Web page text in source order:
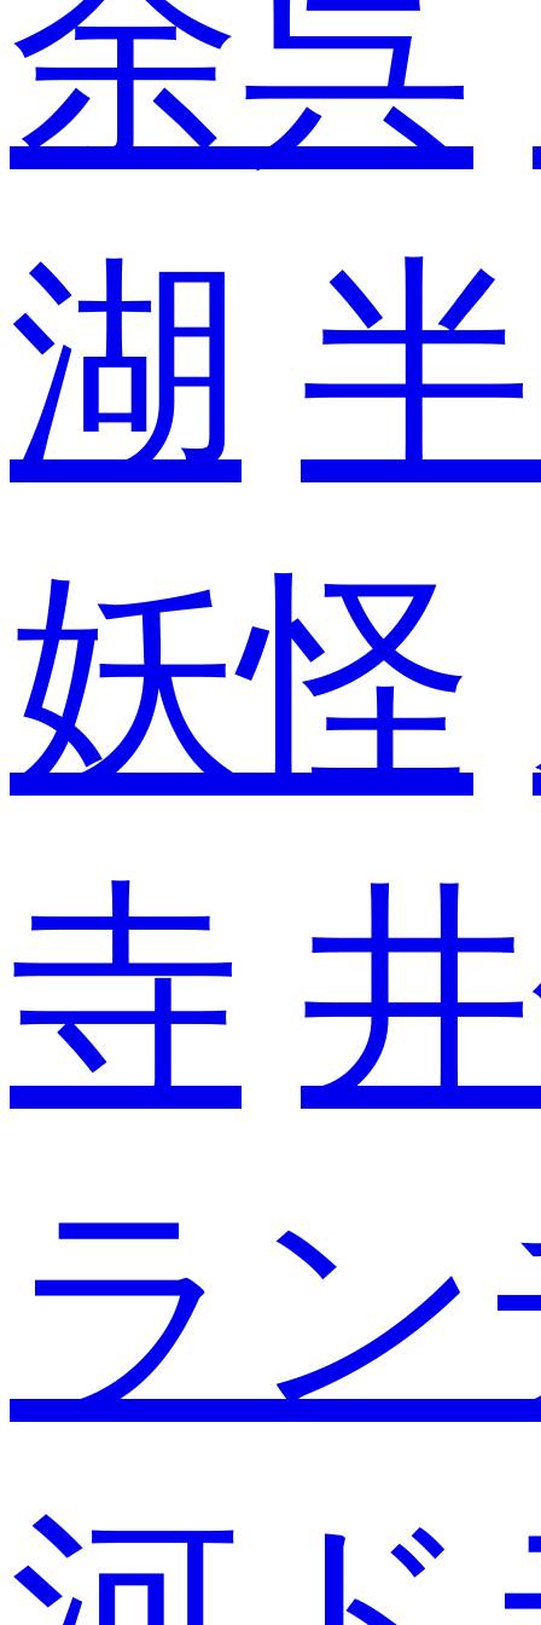
余呉
湖
妖怪
寺
ラ